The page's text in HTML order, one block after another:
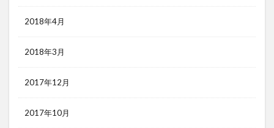
2018年4月
2018年3月
2017年12月
2017年10月